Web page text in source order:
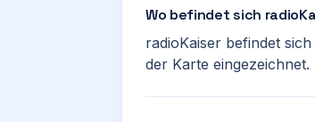
Wo befindet sich
radioKaiser befindet
der Karte eingezeichnet.